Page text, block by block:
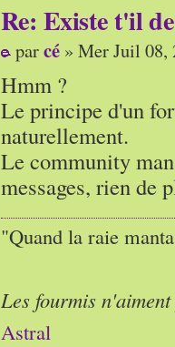
Re: Existe t'il
parcé » Mer Juil 08,
Hmm ?
Le principe d'un
naturellement.
Le community
messages, rien de
"Quand la raie
Les fourmis
Astral